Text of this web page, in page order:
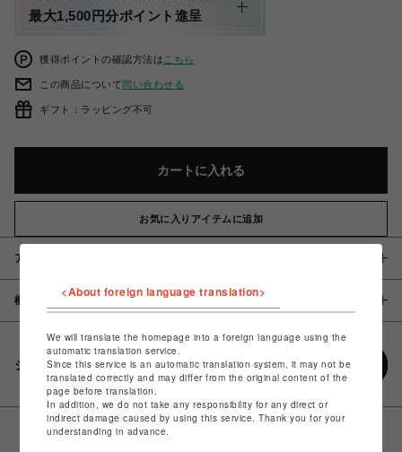
最大1,500円分ポイント進呈
獲得ポイントの確認方法は こちら
この商品について問い合わせる
ギフト：ラッピング不可
カートに入れる
お気に入りアイテムに追加
アイテム説明 / 素材
概要
シェアする
<About foreign language translation>
We will translate the homepage into a foreign language using the
automatic translation service.
Since this service is an automatic translation system, it may not be
translated correctly and may differ from the original content of the
page before translation.
In addition, we do not take any responsibility for any direct or
indirect damage caused by using this service. Thank you for your
understanding in advance.